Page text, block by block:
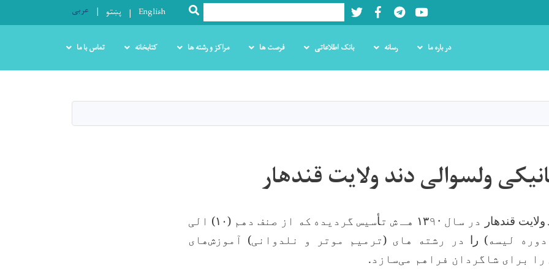
content
Youtube
LinkedIn
Facebook
Twitter
Search
SEARCH
English پښتو عربی
در باره ما رسانه بانک اطلاعاتی فرصت ها مراکز و رشته ها کتابخانه تماس با ما
ولسوالی دند ولایت قندهار
ولایت قندهار در سال ۱۳۹۰ هـ ش ت أسیس گردیده که از صنف دهم (۱۰)
الی
دوره لیسه) را در رشته های (ترمیم موتر و نلدوانی) آموزش‌های
را برای شاگردان فراهم‌ می‌سازد.